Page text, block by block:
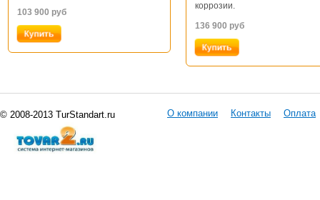
103 900 руб
коррозии.
136 900 руб
© 2008-2013 TurStandart.ru О компании Контакты Оплата